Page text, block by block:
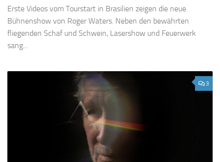
Erste Videos vom Tourstart in Brasilien zeigen die neue
Bühnenshow von Roger Waters. Neben den bewährten
fliegenden Schaf und Schwein, Lasershow und Feuerwerk
sang...
3